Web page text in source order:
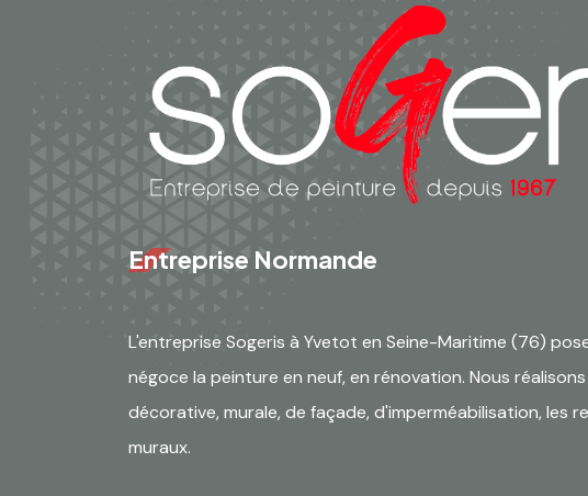
Entreprise Normande
L'entreprise Sogeris à Yvetot en Seine-Maritime (76)
négoce la peinture en neuf, en rénovation. Nous
décorative, murale, de façade, d'imperméabilisation, les
muraux.